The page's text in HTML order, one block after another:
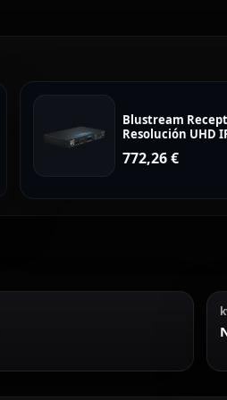
Blustream
Resolución UHD
772,26€